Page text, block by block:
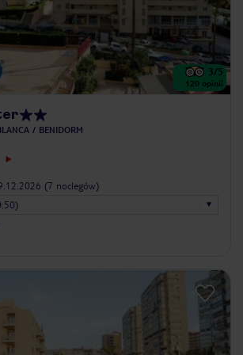
3/5
120 opinii
BENIDORM
(7 noclegów)